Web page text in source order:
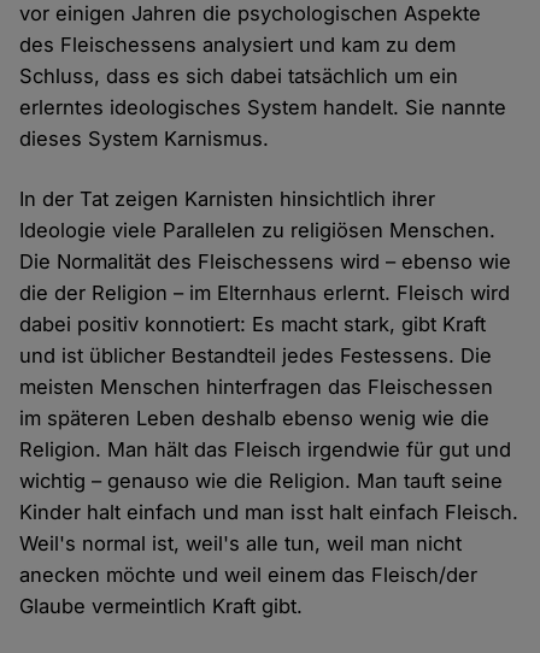
vor einigen Jahren die psychologischen Aspekte
des Fleischessens analysiert und kam zu dem
Schluss, dass es sich dabei tatsächlich um ein
erlerntes ideologisches System handelt. Sie nannte
dieses System Karnismus.
In der Tat zeigen Karnisten hinsichtlich ihrer
Ideologie viele Parallelen zu religiösen Menschen.
Die Normalität des Fleischessens wird – ebenso wie
die der Religion – im Elternhaus erlernt. Fleisch wird
dabei positiv konnotiert: Es macht stark, gibt Kraft
und ist üblicher Bestandteil jedes Festessens. Die
meisten Menschen hinterfragen das Fleischessen
im späteren Leben deshalb ebenso wenig wie die
Religion. Man hält das Fleisch irgendwie für gut und
wichtig – genauso wie die Religion. Man tauft seine
Kinder halt einfach und man isst halt einfach Fleisch.
Weil's normal ist, weil's alle tun, weil man nicht
anecken möchte und weil einem das Fleisch/der
Glaube vermeintlich Kraft gibt.